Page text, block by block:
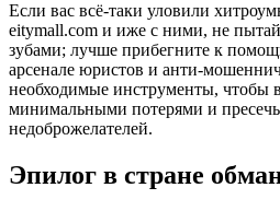
Если вас всё-таки уловили
eitymall.com и иже с ними, не
зубами; лучше прибегните к
арсенале юристов и анти-
необходимые инструменты, чтобы
минимальными потерями и
недоброжелателей.
Эпилог в стране